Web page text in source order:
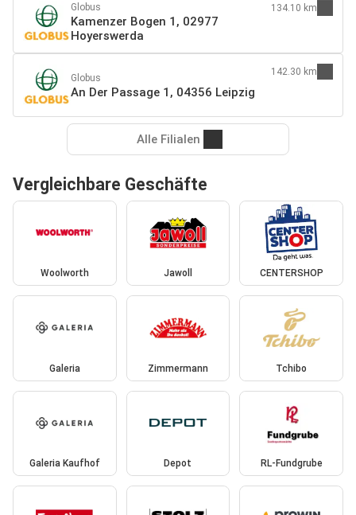
Globus
Kamenzer Bogen 1, 02977
Hoyerswerda
134.10 km
Globus
An Der Passage 1, 04356 Leipzig
142.30 km
Alle Filialen
Vergleichbare Geschäfte
Woolworth Jawoll CENTERSHOP
Galeria Zimmermann Tchibo
Galeria Kaufhof Depot RL-Fundgrube